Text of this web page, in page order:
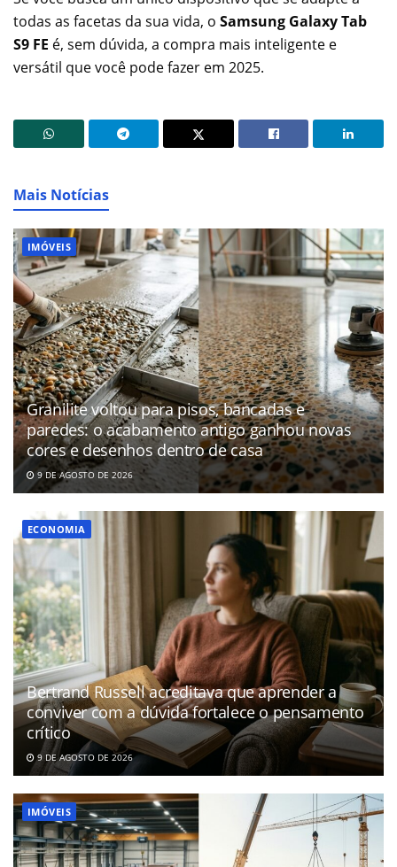
todas as facetas da sua vida, o Samsung Galaxy Tab
S9 FE é, sem dúvida, a compra mais inteligente e
versátil que você pode fazer em 2025.
Mais Notícias
IMÓVEIS
Granilite voltou para pisos, bancadas e
paredes: o acabamento antigo ganhou novas
cores e desenhos dentro de casa
9 DE AGOSTO DE 2026
ECONOMIA
Bertrand Russell acreditava que aprender a
conviver com a dúvida fortalece o pensamento
crítico
9 DE AGOSTO DE 2026
IMÓVEIS